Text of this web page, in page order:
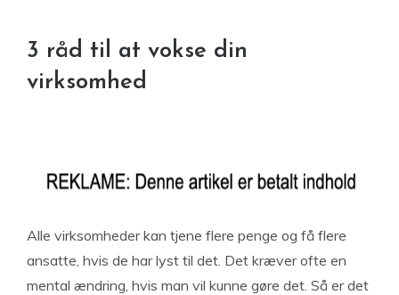
3 råd til at vokse din
virksomhed
Alle virksomheder kan tjene flere penge og få flere
ansatte, hvis de har lyst til det. Det kræver ofte en
mental ændring, hvis man vil kunne gøre det. Så er det